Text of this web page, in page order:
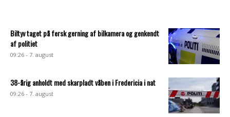
Biltyv taget på fersk gerning af bilkamera og genkendt
af politiet
09:26 - 7. august
38-årig anholdt med skarpladt våben i Fredericia i nat
09:26 - 7. august